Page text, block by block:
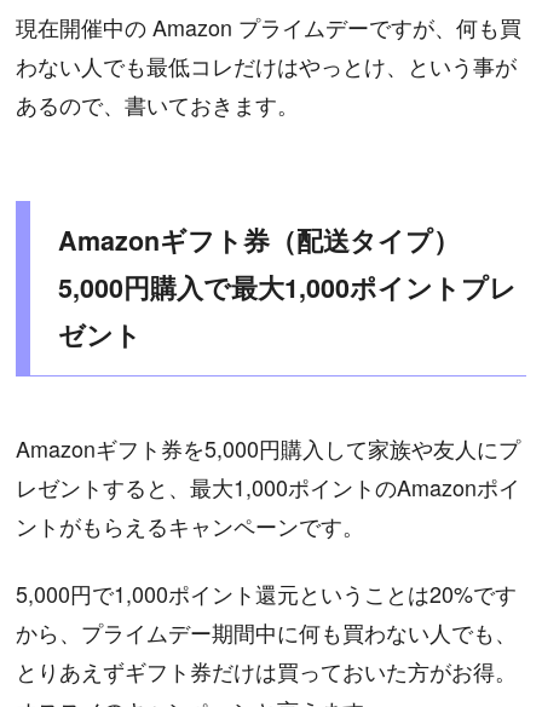
現在開催中の Amazon プライムデーですが、何も買
わない人でも最低コレだけはやっとけ、という事が
あるので、書いておきます。
Amazonギフト券（配送タイプ）
5,000円購入で最大1,000ポイントプレ
ゼント
Amazonギフト券を5,000円購入して家族や友人にプ
レゼントすると、最大1,000ポイントのAmazonポイ
ントがもらえるキャンペーンです。
5,000円で1,000ポイント還元ということは20%です
から、プライムデー期間中に何も買わない人でも、
とりあえずギフト券だけは買っておいた方がお得。